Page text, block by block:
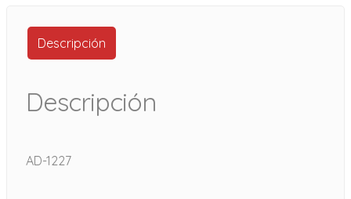
Descripción
Descripción
AD-1227